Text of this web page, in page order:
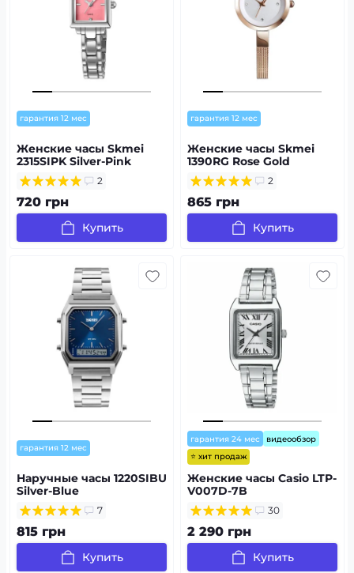
гарантия 12 мес
Женские часы Skmei
2315SIPK Silver-Pink
2
720 грн
Купить
гарантия 12 мес
Женские часы Skmei
1390RG Rose Gold
2
865 грн
Купить
гарантия 12 мес
Наручные часы 1220SIBU
Silver-Blue
7
815 грн
Купить
гарантия 24 мес
видеообзор
⭐ хит продаж
Женские часы Casio LTP-
V007D-7B
30
2 290 грн
Купить